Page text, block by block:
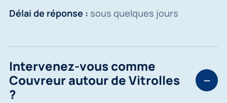
Délai de réponse : sous quelques jours
Intervenez-vous comme
Couvreur autour de Vitrolles
?